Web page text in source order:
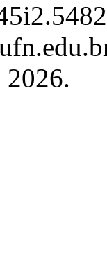
2026.